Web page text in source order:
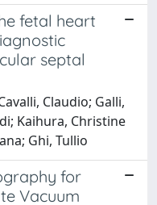
fetal heart
septal
Claudio; Galli,
Kaihura, Christine
Ghi, Tullio
for
Vacuum